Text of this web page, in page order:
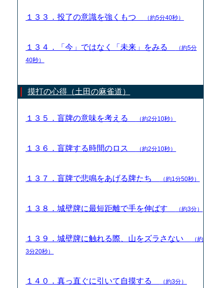
１３３．投了の意識を強くもつ （約5分40秒）
１３４．「今」ではなく「未来」をみる
（約5分
40秒）
摸打の心得（土田の麻雀道）
１３５．盲牌の意味を考える （約2分10秒）
１３６．盲牌する時間のロス （約2分10秒）
１３７．盲牌で悲鳴をあげる牌たち （約1分50秒）
１３８．城壁牌に最短距離で手を伸ばす （約3分）
１３９．城壁牌に触れる際、山をズラさない
（約
3分20秒）
１４０．真っ直ぐに引いて自摸する （約3分）